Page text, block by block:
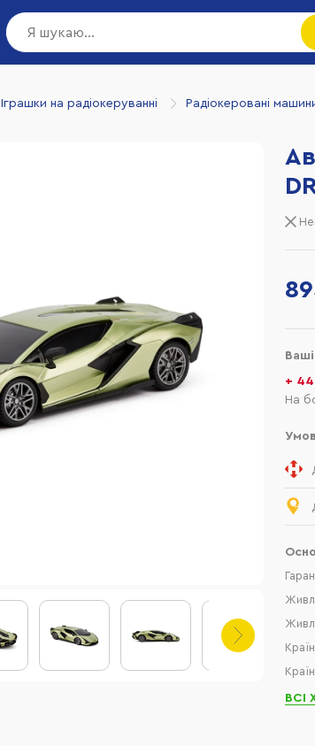
Іграшки на радіокеруванні Радіокеровані
+ 44
На
ВСІ